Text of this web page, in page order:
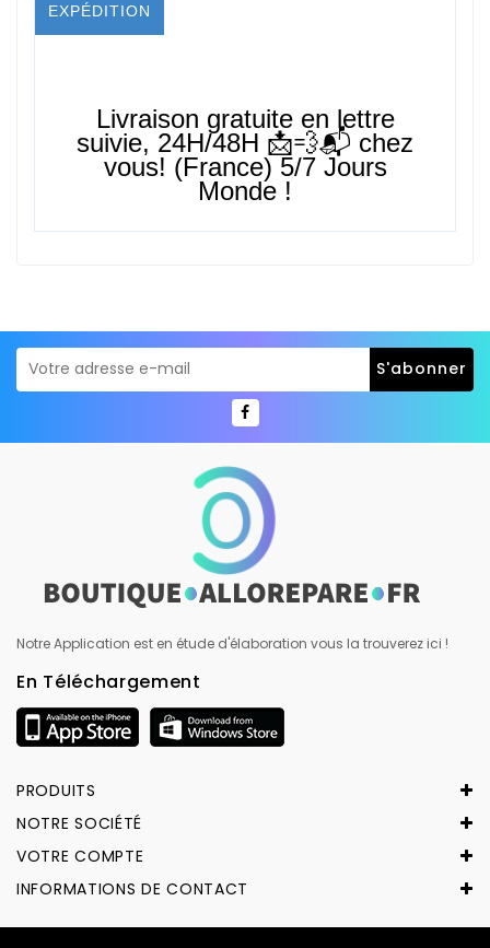
EXPÉDITION
Livraison gratuite en lettre
suivie, 24H/48H 📩💨📬 chez
vous! (France) 5/7 Jours
Monde !
Notre Application est en étude d'élaboration vous la trouverez ici !
En Téléchargement
PRODUITS
NOTRE SOCIÉTÉ
VOTRE COMPTE
INFORMATIONS DE CONTACT